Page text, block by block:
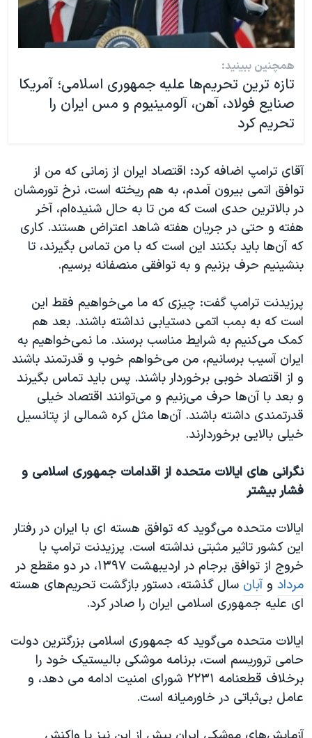
همچنین ببینید:
تازه ترین تحریم‌ها علیه جمهوری اسلامی؛ آمریکا
صنایع فولاد، آهن، آلومینیوم و مس ایران را
تحریم کرد
آقای ترامپ اضافه کرد:‌ اقتصاد ایران از زمانی که من از
توافق اتمی بیرون آمدم، به هم ریخته است، نرخ تورمشان
در بالاترین حدی است که من تا به حال شنیده‌ام، آخر
هفته و حتی در جریان هفته شاهد اعتراض هستند. کاری
که آن‌ها باید بکنند این است که با من تماس بگیرند، تا
بنشینیم حرف بزنیم و به توافقی منصفانه برسیم.
پرزیدنت ترامپ گفت: چیزی که ما می‌خواهیم فقط این
است که به بمب اتمی دستیابی نداشته باشند. بعد هم
کمک می‌کنیم به شرایط مناسب برسند. ما نمی‌خواهیم به
ایران آسیب برسانیم،‌ من می‌خواهم خوب و قدرتمند باشند
و از اقتصاد خوبی برخوردار باشند. پس باید تماس بگیرند
و بعد با آن‌ها حرف می‌زنیم و می‌توانند اقتصاد خیلی
قدرتمندی داشته باشند. آن‌ها مثل کره شمالی از پتانسیل
خیلی بالایی برخوردارند.
نگرانی های ایالات متحده از اقدامات جمهوری اسلامی و
فشار بیشتر
ایالات متحده می‌گوید که توافق هسته ای با ایران در رفتار
این کشور تاثیر مثبتی نداشته است. پرزیدنت ترامپ با
خروج از توافق برجام در اردیبهشت ۱۳۹۷، در دو مقطع در
مرداد وآبان سال گذشته، دستور بازگشت تحریم‌های هسته
ای علیه جمهوری اسلامی ایران را صادر کرد.
ایالات متحده می‌گوید که جمهوری اسلامی بزرگترین دولت
حامی تروریسم است، برنامه موشکی بالیستیک خود را
برخلاف قطعنامه ۲۲۳۱ شورای امنیت ادامه می دهد، و
عامل بی‌ثباتی در خاورمیانه است.